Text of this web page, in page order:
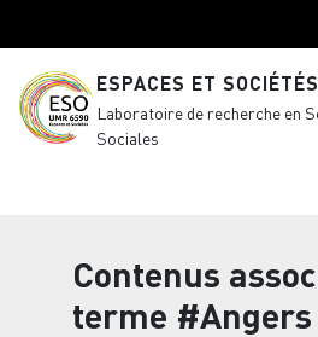
ESPACES ET SOCIÉTÉS
Laboratoire de recherche en
Sociales
Contenus
terme #Angers